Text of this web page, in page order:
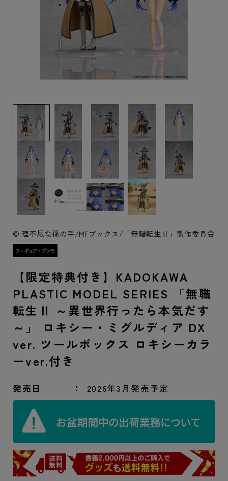
© 理不尽な孫の手/MFブックス/「無職転生Ⅱ」製作委員会
【限定特典付き】KADOKAWA
PLASTIC MODEL SERIES 「無職
転生Ⅱ ～異世界行ったら本気だす
～」 ロキシー・ミグルディア DX
ver. ツールボックス ロキシーカラ
ーver.付き
発売日 2026年3月発売予定